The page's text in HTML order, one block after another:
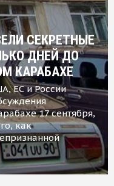
СЕКРЕТНЫЕ
ДНЕЙ ДО
КАРАБАХЕ
ЕС и России
17 сентября,
как